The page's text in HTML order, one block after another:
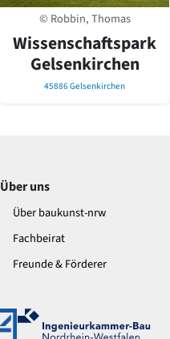
© Robbin, Thomas
Wissenschaftspark
Gelsenkirchen
45886 Gelsenkirchen
Über uns
Über baukunst-nrw
Fachbeirat
Freunde & Förderer